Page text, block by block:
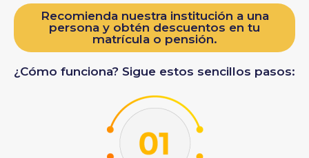
Recomienda nuestra institución a una
persona y obtén descuentos en tu
matrícula o pensión.
¿Cómo funciona? Sigue estos sencillos pasos: